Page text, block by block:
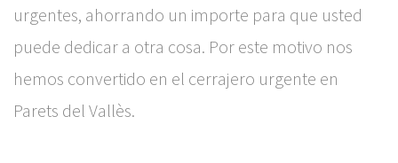
urgentes, ahorrando un importe para que usted
puede dedicar a otra cosa. Por este motivo nos
hemos convertido en el cerrajero urgente en
Parets del Vallès.